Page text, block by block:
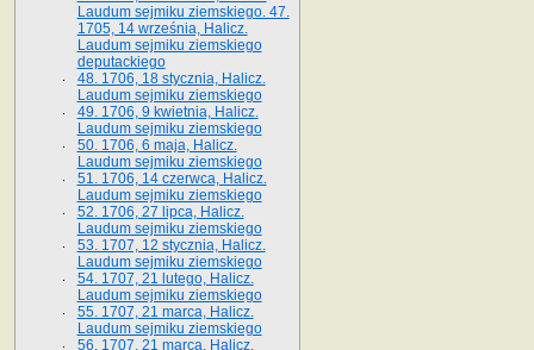
Laudum sejmiku ziemskiego. 47.
1705, 14 września, Halicz.
Laudum sejmiku ziemskiego
deputackiego
48. 1706, 18 stycznia, Halicz.
Laudum sejmiku ziemskiego
49. 1706, 9 kwietnia, Halicz.
Laudum sejmiku ziemskiego
50. 1706, 6 maja, Halicz.
Laudum sejmiku ziemskiego
51. 1706, 14 czerwca, Halicz.
Laudum sejmiku ziemskiego
52. 1706, 27 lipca, Halicz.
Laudum sejmiku ziemskiego
53. 1707, 12 stycznia, Halicz.
Laudum sejmiku ziemskiego
54. 1707, 21 lutego, Halicz.
Laudum sejmiku ziemskiego
55. 1707, 21 marca, Halicz.
Laudum sejmiku ziemskiego
56. 1707, 21 marca, Halicz.